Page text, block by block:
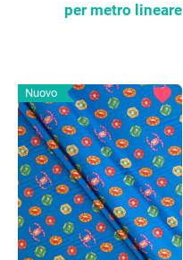
per metro lineare
Nuovo favorite